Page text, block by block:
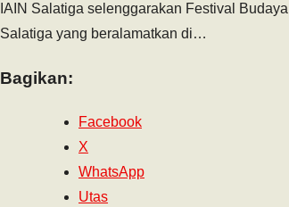
IAIN Salatiga selenggarakan Festival
Salatiga yang beralamatkan di…
Bagikan:
Facebook
X
WhatsApp
Utas